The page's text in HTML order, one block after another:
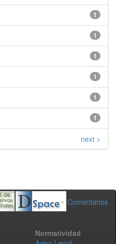
1
1
1
1
1
1
next >
Comentarios
Normatividad